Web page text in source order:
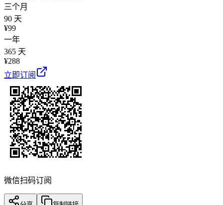
三个月
90 天
¥99
一年
365 天
¥288
立即订阅
微信扫码订阅